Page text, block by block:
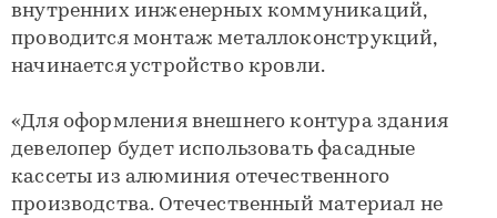
внутренних инженерных коммуникаций,
проводится монтаж металлоконструкций,
начинается устройство кровли.
«Для оформления внешнего контура здания
девелопер будет использовать фасадные
кассеты из алюминия отечественного
производства. Отечественный материал не